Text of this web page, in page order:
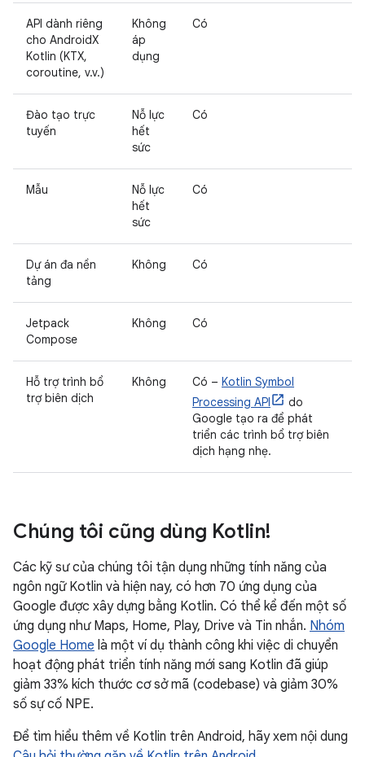
API dành riêng
cho AndroidX
Kotlin (KTX,
coroutine, v.v.)
Không
áp
dụng
Có
Đào tạo trực
tuyến
Nỗ lực
hết
sức
Có
Mẫu
Nỗ lực
hết
sức
Có
Dự án đa nền
tảng
Không Có
Jetpack
Compose
Không Có
Hỗ trợ trình bổ
trợ biên dịch
Không Có – Kotlin Symbol
Processing API
do
Google tạo ra để phát
triển các trình bổ trợ biên
dịch hạng nhẹ.
Chúng tôi cũng dùng Kotlin!
Các kỹ sư của chúng tôi tận dụng những tính năng của
ngôn ngữ Kotlin và hiện nay, có hơn 70 ứng dụng của
Google được xây dựng bằng Kotlin. Có thể kể đến một số
ứng dụng như Maps, Home, Play, Drive và Tin nhắn. Nhóm
Google Home là một ví dụ thành công khi việc di chuyển
hoạt động phát triển tính năng mới sang Kotlin đã giúp
giảm 33% kích thước cơ sở mã (codebase) và giảm 30%
số sự cố NPE.
Để tìm hiểu thêm về Kotlin trên Android, hãy xem nội dung